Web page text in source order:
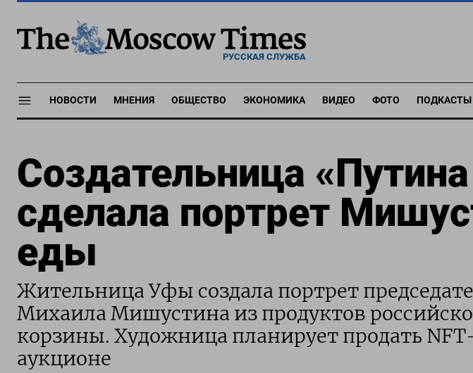
РУССКАЯ СЛУЖБА
НОВОСТИ МНЕНИЯ ОБЩЕСТВО ЭКОНОМИКА ВИДЕО ФОТО ПОДКАСТЫ
Создательница
сделала портрет
еды
Жительница Уфы создала портрет
Михаила Мишустина из продуктов
корзины. Художница планирует продать
аукционе